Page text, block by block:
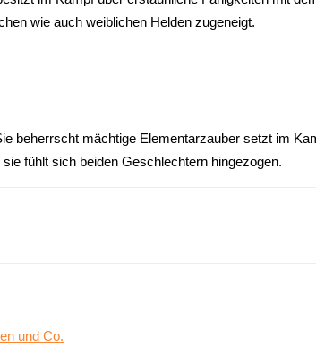
wie auch weiblichen Helden zugeneigt.
beherrscht mächtige Elementarzauber setzt im
fühlt sich beiden Geschlechtern hingezogen.
und Co.